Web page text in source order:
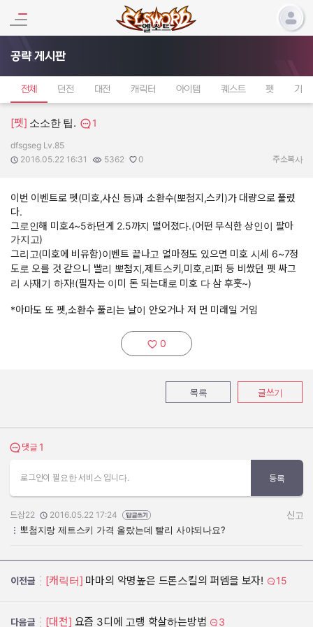
공략 게시판
전체 던전 대전 캐릭터 아이템 퀘스트 펫 기타
[펫] 소소한 팁. 1
작성자:
dfsgseg Lv.85
작성일:
2016.05.22 16:31
조회수:
5362
추천수:
0 주소복사
이번 이벤트로 펫(미호,사신 등)과 소환수(뽀첨지,스키)가 대량으로 풀렸
다.
그로인해 미호4~5하던게 2.5까지 떨어졌다.(어떤 무식한 상인이 팔아
가지고)
그리고(미호에 비유함)이벤트 끝나고 얼마정도 있으면 미호 시세 6~7정
도로 오를 것 같으니 빨리 뽀첨지,제트스키,미호,리퍼 등 비쌌던 펫 싸그
리 사재기 하자!(필자는 이미 돈 되는대로 미호 다 삼 후훗~)
*아마도 또 펫,소환수 풀리는 날이 안오거나 저 먼 미래일 거임
추천하기:
0
목록 글쓰기
댓글 보기
댓글 1
로그인이 필요한 서비스 입니다. 등록
작성자:
드삼22
작성일:
2016.05.22 17:24
신고
뽀첨지랑 제트스키 가격 올랐는데 빨리 사야되나요?
이전글 [캐릭터] 마마의 악명높은 드론스킬의 퍼뎀을 보자! 15
다음글 [대전] 요즘 3디에 고랭 학살하는방법 3